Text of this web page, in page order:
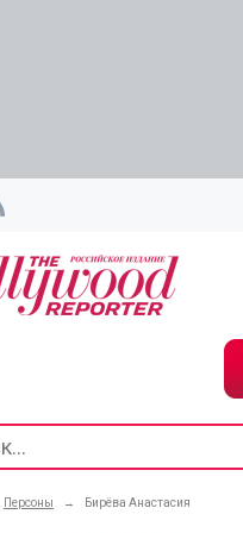
Персоны → Бирёва Анастасия